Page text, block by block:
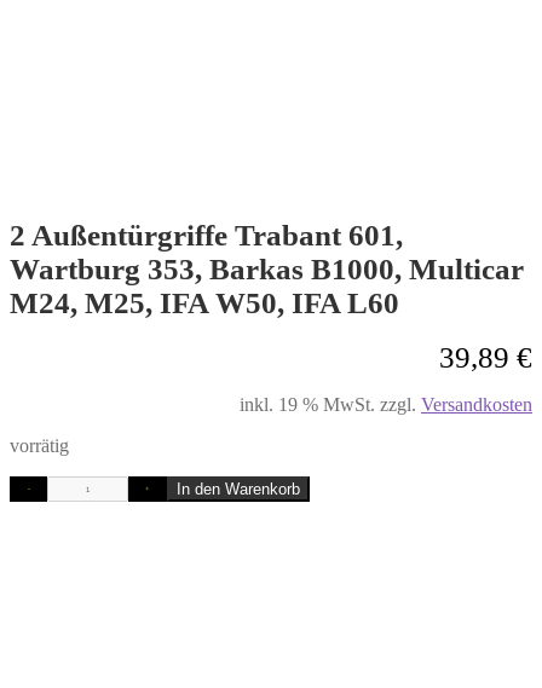
2 Außentürgriffe Trabant 601,
Wartburg 353, Barkas B1000, Multicar
M24, M25, IFA W50, IFA L60
39,89 €
inkl. 19 % MwSt. zzgl. Versandkosten
vorrätig
- + In den Warenkorb